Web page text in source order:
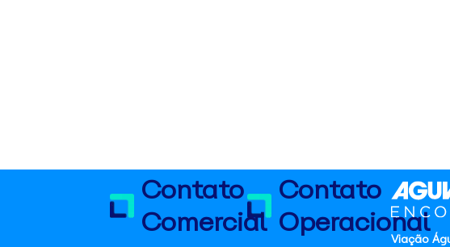
Viação
Contato
Comercial
Contato
Operacional